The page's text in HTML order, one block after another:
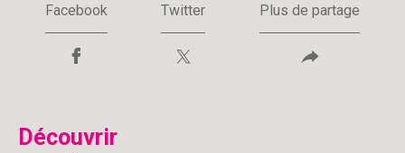
Facebook Twitter Plus de partage
découvrir